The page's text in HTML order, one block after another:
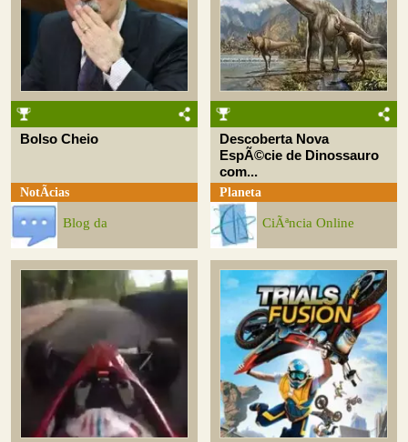
Bolso Cheio
NotÃ­cias
Blog da
Descoberta Nova
EspÃ©cie de Dinossauro
com...
Planeta
CiÃªncia Online